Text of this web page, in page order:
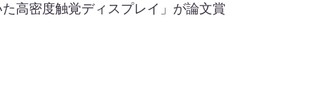
高密度触覚ディスプレイ」が論文賞